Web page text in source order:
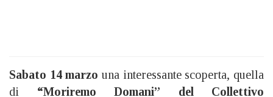
Sabato 14 marzo una interessante scoperta, quella
di “Moriremo Domani” del Collettivo